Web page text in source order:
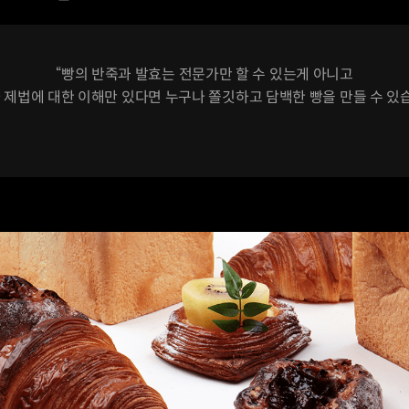
“빵의 반죽과 발효는 전문가만 할 수 있는게 아니고
법에 대한 이해만 있다면 누구나 쫄깃하고 담백한 빵을 만들 수 있